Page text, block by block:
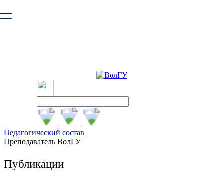
безопасную работу с сайтом. Пожалуйста
Педагогический состав
Преподаватель ВолГУ
Публикации